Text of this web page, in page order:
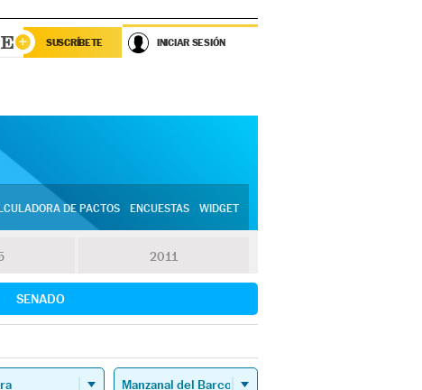
SUSCRÍBETE INICIAR SESIÓN
DE PACTOS ENCUESTAS WIDGET
2011
SENADO